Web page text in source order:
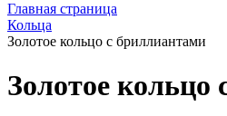
Главная страница
Кольца
Золотое кольцо с бриллиантами
Золотое кольцо